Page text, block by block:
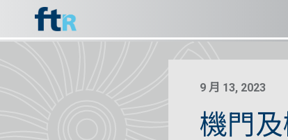
9 月 13, 2023
機門